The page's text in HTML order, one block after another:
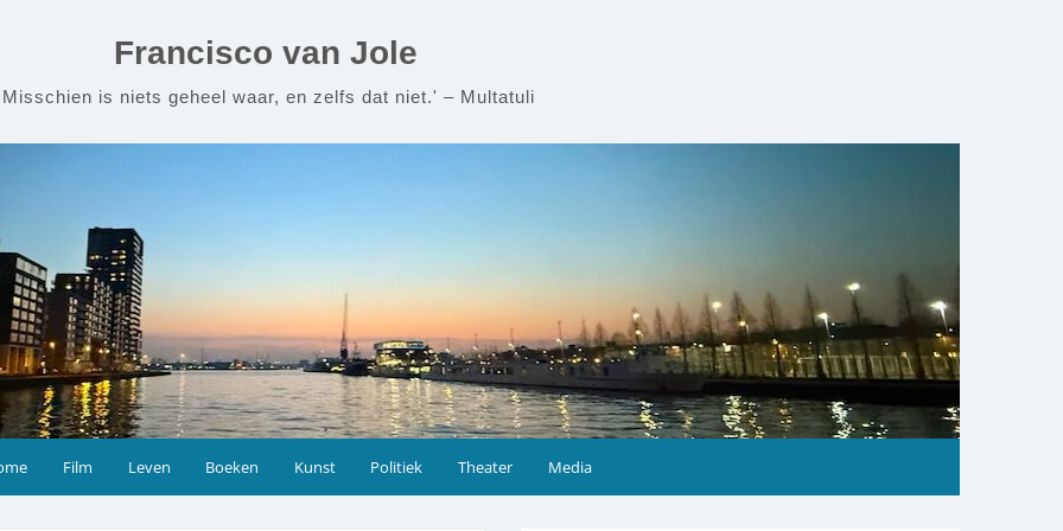
Francisco van Jole
is niets geheel waar, en zelfs dat niet.' – Multatuli
Film Leven Boeken Kunst Politiek Theater Media